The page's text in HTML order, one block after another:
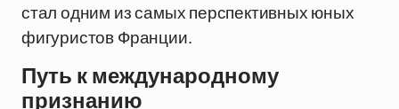
стал одним из самых перспективных юных
фигуристов Франции.
Путь к международному
признанию